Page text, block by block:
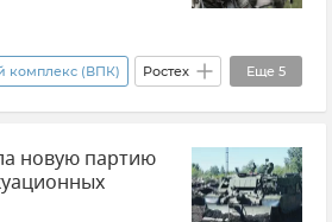
Еще 5
комплекс (ВПК) Ростех
Новости
новую партию